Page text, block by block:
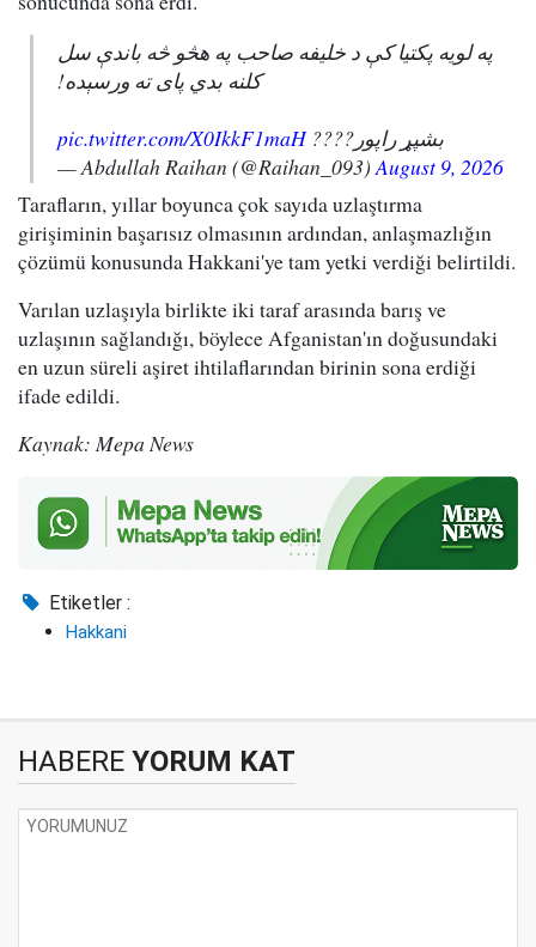
په لویه پکتیا کې د خلیفه صاحب په هڅو څه باندې سل
کلنه بدي پای ته ورسېده!
بشپړ راپور????pic.twitter.com/X0IkkF1maH
— Abdullah Raihan (@Raihan_093)August 9, 2026
Tarafların, yıllar boyunca çok sayıda uzlaştırma
girişiminin başarısız olmasının ardından, anlaşmazlığın
çözümü konusunda Hakkani'ye tam yetki verdiği belirtildi.
Varılan uzlaşıyla birlikte iki taraf arasında barış ve
uzlaşının sağlandığı, böylece Afganistan'ın doğusundaki
en uzun süreli aşiret ihtilaflarından birinin sona erdiği
ifade edildi.
Kaynak: Mepa News
Etiketler :
Hakkani
HABERE YORUM KAT